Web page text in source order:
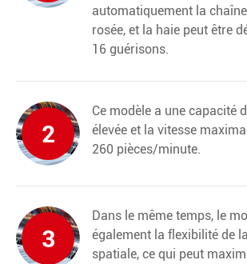
automatiquement la
rosée, et la haie peut être
16 guérisons.
2
Ce modèle a une capacité
élevée et la vitesse
260 pièces/minute.
3
Dans le même temps, le
également la flexibilité de
spatiale, ce qui peut